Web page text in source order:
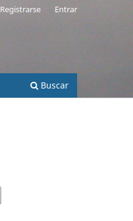
Buscar
Registrarse Entrar